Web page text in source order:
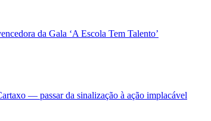
da Gala ‘A Escola Tem Talento’
— passar da sinalização à ação implacável